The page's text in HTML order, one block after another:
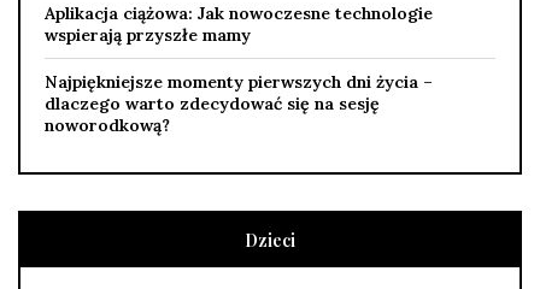
Aplikacja ciążowa: Jak nowoczesne technologie
wspierają przyszłe mamy
Najpiękniejsze momenty pierwszych dni życia –
dlaczego warto zdecydować się na sesję
noworodkową?
Dzieci